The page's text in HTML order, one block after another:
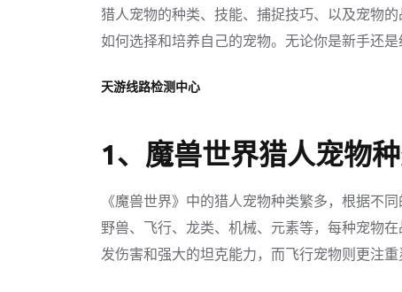
猎人宠物的种类、技能、捕捉技巧、以及宠物
如何选择和培养自己的宠物。无论你是新手还
天游线路检测中心
1、魔兽世界猎人宠物
《魔兽世界》中的猎人宠物种类繁多，根据不
野兽、飞行、龙类、机械、元素等，每种宠物
发伤害和强大的坦克能力，而飞行宠物则更注重